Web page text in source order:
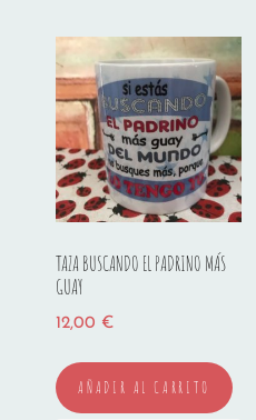
TAZA BUSCANDO EL PADRINO MÁS
GUAY
12,00 €
AÑADIR AL CARRITO